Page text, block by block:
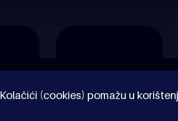
Kolačići (cookies) pomažu u